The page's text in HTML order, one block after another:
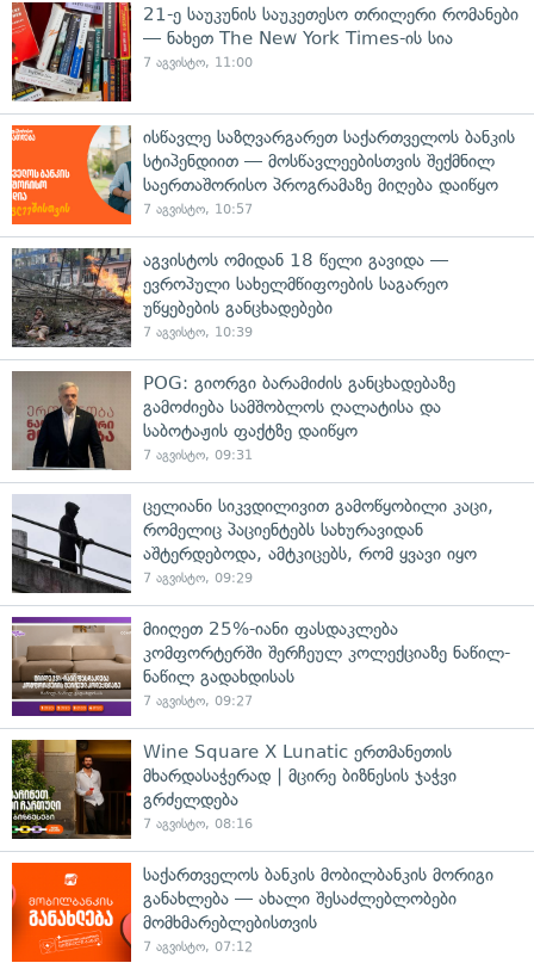
21-ე საუკუნის საუკეთესო თრილერი რომანები
— ნახეთ The New York Times-ის სია
7 აგვისტო, 11:00
ისწავლე საზღვარგარეთ საქართველოს ბანკის
სტიპენდიით — მოსწავლეებისთვის შექმნილ
საერთაშორისო პროგრამაზე მიღება დაიწყო
7 აგვისტო, 10:57
აგვისტოს ომიდან 18 წელი გავიდა —
ევროპული სახელმწიფოების საგარეო
უწყებების განცხადებები
7 აგვისტო, 10:39
POG: გიორგი ბარამიძის განცხადებაზე
გამოძიება სამშობლოს ღალატისა და
საბოტაჟის ფაქტზე დაიწყო
7 აგვისტო, 09:31
ცელიანი სიკვდილივით გამოწყობილი კაცი,
რომელიც პაციენტებს სახურავიდან
აშტერდებოდა, ამტკიცებს, რომ ყვავი იყო
7 აგვისტო, 09:29
მიიღეთ 25%-იანი ფასდაკლება
კომფორტერში შერჩეულ კოლექციაზე ნაწილ-
ნაწილ გადახდისას
7 აგვისტო, 09:27
Wine Square X Lunatic ერთმანეთის
მხარდასაჭერად | მცირე ბიზნესის ჯაჭვი
გრძელდება
7 აგვისტო, 08:16
საქართველოს ბანკის მობილბანკის მორიგი
განახლება — ახალი შესაძლებლობები
მომხმარებლებისთვის
7 აგვისტო, 07:12